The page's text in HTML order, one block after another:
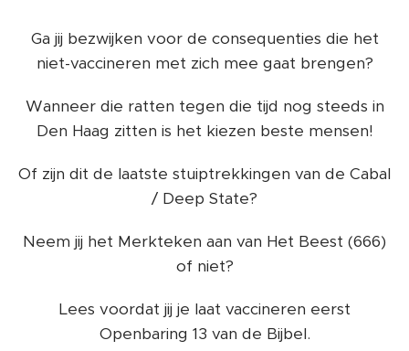
Ga jij bezwijken voor de consequenties die het
niet-vaccineren met zich mee gaat brengen?
Wanneer die ratten tegen die tijd nog steeds in
Den Haag zitten is het kiezen beste mensen!
Of zijn dit de laatste stuiptrekkingen van de Cabal
/ Deep State?
Neem jij het Merkteken aan van Het Beest (666)
of niet?
Lees voordat jij je laat vaccineren eerst
Openbaring 13 van de Bijbel.